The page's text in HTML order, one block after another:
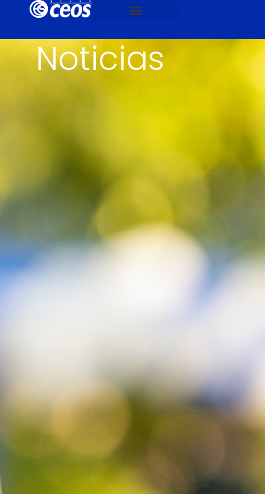
Noticias